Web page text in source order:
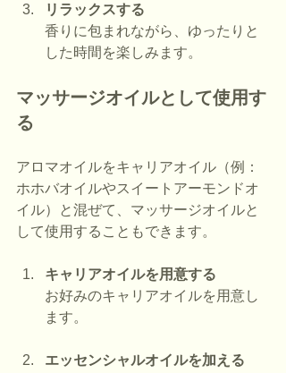
リラックスする
香りに包まれながら、ゆったりと
した時間を楽しみます。
マッサージオイルとして使用す
る
アロマオイルをキャリアオイル（例：
ホホバオイルやスイートアーモンドオ
イル）と混ぜて、マッサージオイルと
して使用することもできます。
キャリアオイルを用意する
お好みのキャリアオイルを用意し
ます。
エッセンシャルオイルを加える